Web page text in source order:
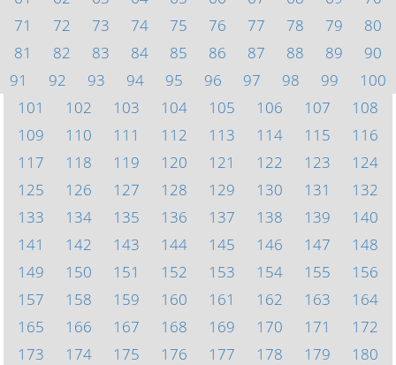
71
72 73 74 75 76 77 78 79
80
81
82 83 84 85 86 87 88 89
90
91
92 93 94 95 96 97 98 99
100
101
102 103 104 105 106 107
108
109
110 111 112 113 114 115
116
117
118 119 120 121 122 123
124
125
126 127 128 129 130 131
132
133
134 135 136 137 138 139
140
141
142 143 144 145 146 147
148
149
150 151 152 153 154 155
156
157
158 159 160 161 162 163
164
165
166 167 168 169 170 171
172
173
174 175 176 177 178 179
180